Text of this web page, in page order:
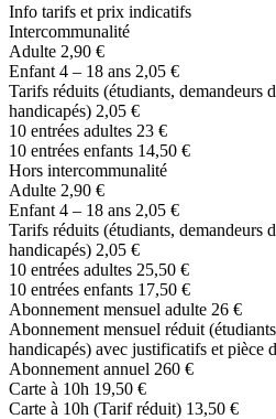
Info tarifs et prix indicatifs
Intercommunalité
Adulte 2,90 €
Enfant 4 – 18 ans 2,05 €
Tarifs réduits (étudiants, demandeurs
handicapés) 2,05 €
10 entrées adultes 23 €
10 entrées enfants 14,50 €
Hors intercommunalité
Adulte 2,90 €
Enfant 4 – 18 ans 2,05 €
Tarifs réduits (étudiants, demandeurs
handicapés) 2,05 €
10 entrées adultes 25,50 €
10 entrées enfants 17,50 €
Abonnement mensuel adulte 26 €
Abonnement mensuel réduit
handicapés) avec justificatifs et pièce
Abonnement annuel 260 €
Carte à 10h 19,50 €
Carte à 10h (Tarif réduit) 13,50 €